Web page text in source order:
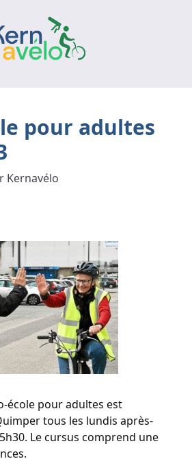
pour adultes
Kernavélo
école pour adultes est
tous les lundis après-
Le cursus comprend une